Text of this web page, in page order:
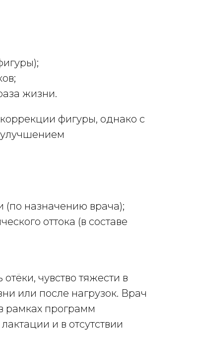
жизни.
фигуры, однако с
(по назначению врача);
оттока (в составе
чувство тяжести в
или после нагрузок. Врач
рамках программ
и в отсутствии